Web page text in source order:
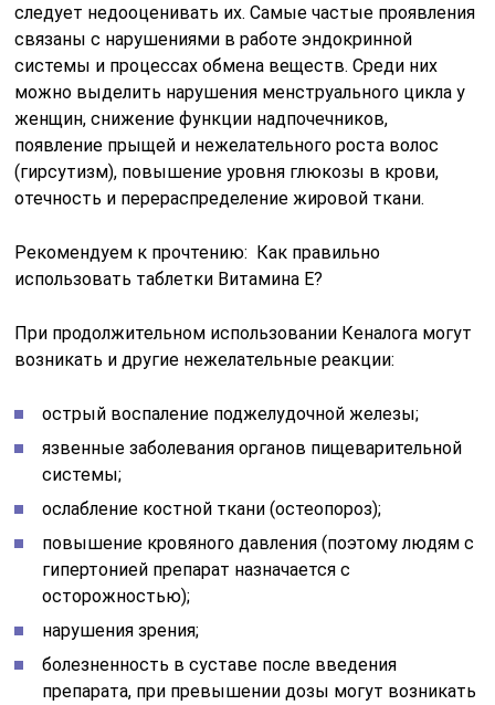
следует недооценивать их. Самые частые проявления
связаны с нарушениями в работе эндокринной
системы и процессах обмена веществ. Среди них
можно выделить нарушения менструального цикла у
женщин, снижение функции надпочечников,
появление прыщей и нежелательного роста волос
(гирсутизм), повышение уровня глюкозы в крови,
отечность и перераспределение жировой ткани.
Рекомендуем к прочтению: Как правильно
использовать таблетки Витамина Е?
При продолжительном использовании Кеналога могут
возникать и другие нежелательные реакции:
острый воспаление поджелудочной железы;
язвенные заболевания органов пищеварительной
системы;
ослабление костной ткани (остеопороз);
повышение кровяного давления (поэтому людям с
гипертонией препарат назначается с
осторожностью);
нарушения зрения;
болезненность в суставе после введения
препарата, при превышении дозы могут возникать